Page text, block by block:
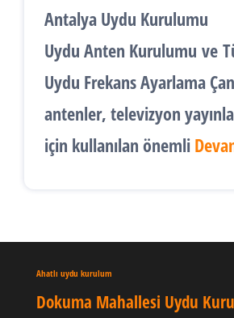
Antalya Uydu Kurulumu
Uydu Anten Kurulumu ve
Uydu Frekans Ayarlama
antenler, televizyon
için kullanılan önemli
Ahatlı uydu kurulum
Dokuma Mahallesi Uydu